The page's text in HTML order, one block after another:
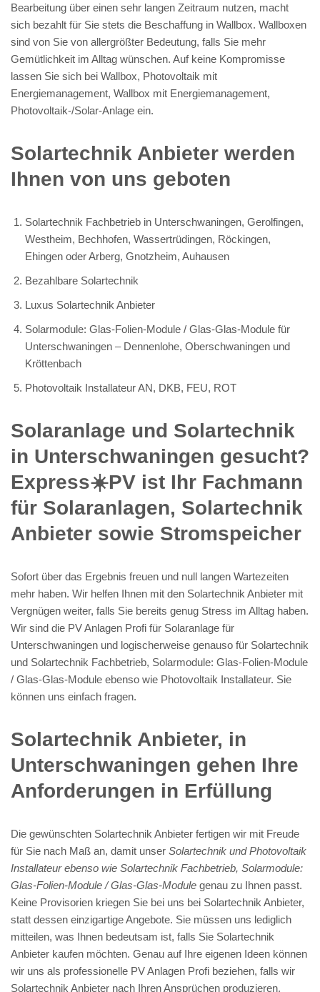
Bearbeitung über einen sehr langen Zeitraum nutzen, macht
sich bezahlt für Sie stets die Beschaffung in Wallbox. Wallboxen
sind von Sie von allergrößter Bedeutung, falls Sie mehr
Gemütlichkeit im Alltag wünschen. Auf keine Kompromisse
lassen Sie sich bei Wallbox, Photovoltaik mit
Energiemanagement, Wallbox mit Energiemanagement,
Photovoltaik-/Solar-Anlage ein.
Solartechnik Anbieter werden
Ihnen von uns geboten
Solartechnik Fachbetrieb in Unterschwaningen, Gerolfingen,
Westheim, Bechhofen, Wassertrüdingen, Röckingen,
Ehingen oder Arberg, Gnotzheim, Auhausen
Bezahlbare Solartechnik
Luxus Solartechnik Anbieter
Solarmodule: Glas-Folien-Module / Glas-Glas-Module für
Unterschwaningen – Dennenlohe, Oberschwaningen und
Kröttenbach
Photovoltaik Installateur AN, DKB, FEU, ROT
Solaranlage und Solartechnik
in Unterschwaningen gesucht?
Express☀️PV️ ist Ihr Fachmann
für Solaranlagen, Solartechnik
Anbieter sowie Stromspeicher
Sofort über das Ergebnis freuen und null langen Wartezeiten
mehr haben. Wir helfen Ihnen mit den Solartechnik Anbieter mit
Vergnügen weiter, falls Sie bereits genug Stress im Alltag haben.
Wir sind die PV Anlagen Profi für Solaranlage für
Unterschwaningen und logischerweise genauso für Solartechnik
und Solartechnik Fachbetrieb, Solarmodule: Glas-Folien-Module
/ Glas-Glas-Module ebenso wie Photovoltaik Installateur. Sie
können uns einfach fragen.
Solartechnik Anbieter, in
Unterschwaningen gehen Ihre
Anforderungen in Erfüllung
Die gewünschten Solartechnik Anbieter fertigen wir mit Freude
für Sie nach Maß an, damit unser Solartechnik und Photovoltaik
Installateur ebenso wie Solartechnik Fachbetrieb, Solarmodule:
Glas-Folien-Module / Glas-Glas-Module genau zu Ihnen passt.
Keine Provisorien kriegen Sie bei uns bei Solartechnik Anbieter,
statt dessen einzigartige Angebote. Sie müssen uns lediglich
mitteilen, was Ihnen bedeutsam ist, falls Sie Solartechnik
Anbieter kaufen möchten. Genau auf Ihre eigenen Ideen können
wir uns als professionelle PV Anlagen Profi beziehen, falls wir
Solartechnik Anbieter nach Ihren Ansprüchen produzieren.